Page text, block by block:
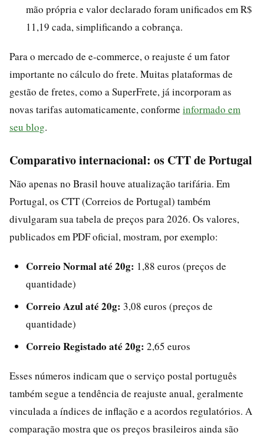
mão própria e valor declarado foram unificados em R$
11,19 cada, simplificando a cobrança.
Para o mercado de e-commerce, o reajuste é um fator
importante no cálculo do frete. Muitas plataformas de
gestão de fretes, como a SuperFrete, já incorporam as
novas tarifas automaticamente, conforme informado em
seu blog.
Comparativo internacional: os CTT de Portugal
Não apenas no Brasil houve atualização tarifária. Em
Portugal, os CTT (Correios de Portugal) também
divulgaram sua tabela de preços para 2026. Os valores,
publicados em PDF oficial, mostram, por exemplo:
Correio Normal até 20g: 1,88 euros (preços de
quantidade)
Correio Azul até 20g: 3,08 euros (preços de
quantidade)
Correio Registado até 20g: 2,65 euros
Esses números indicam que o serviço postal português
também segue a tendência de reajuste anual, geralmente
vinculada a índices de inflação e a acordos regulatórios. A
comparação mostra que os preços brasileiros ainda são